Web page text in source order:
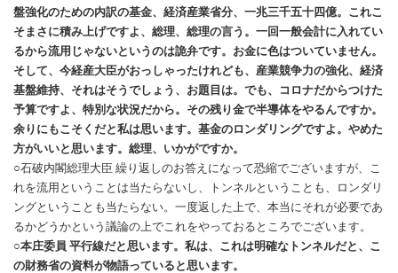
盤強化のための内訳の基金、経済産業省分、一兆三千五十四億。これこ
そまさに積み上げですよ、総理、総理の言う。一回一般会計に入れてい
るから流用じゃないというのは詭弁です。お金に色はついていません。
そして、今経産大臣がおっしゃったけれども、産業競争力の強化、経済
基盤維持、それはそうでしょう、お題目は。でも、コロナだからつけた
予算ですよ、特別な状況だから。その残り金で半導体をやるんですか。
余りにもこそくだと私は思います。基金のロンダリングですよ。やめた
方がいいと思います。総理、いかがですか。
○石破内閣総理大臣 繰り返しのお答えになって恐縮でございますが、こ
れを流用ということは当たらないし、トンネルということも、ロンダリ
ングということも当たらない。一度返した上で、本当にそれが必要であ
るかどうかという議論の上でこれをやっておるところでございます。
○本庄委員 平行線だと思います。私は、これは明確なトンネルだと、こ
の財務省の資料が物語っていると思います。